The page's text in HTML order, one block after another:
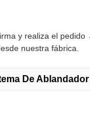
y realiza el
nuestra fábrica.
De